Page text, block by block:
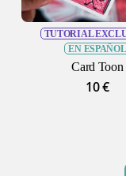
TUTORIAL
EN ESPAÑOL
Card Toon
10€